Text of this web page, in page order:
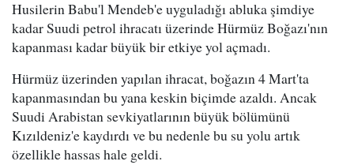
Husilerin Babu'l Mendeb'e uyguladığı abluka şimdiye
kadar Suudi petrol ihracatı üzerinde Hürmüz Boğazı'nın
kapanması kadar büyük bir etkiye yol açmadı.
Hürmüz üzerinden yapılan ihracat, boğazın 4 Mart'ta
kapanmasından bu yana keskin biçimde azaldı. Ancak
Suudi Arabistan sevkiyatlarının büyük bölümünü
Kızıldeniz'e kaydırdı ve bu nedenle bu su yolu artık
özellikle hassas hale geldi.